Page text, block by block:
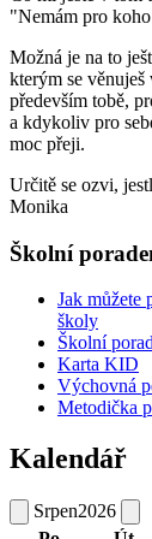
"Nemám pro
Možná je na to
kterým se věnuješ
především tobě,
a kdykoliv pro
moc přeji.
Určitě se ozvi,
Monika
Školní
Jak můžete
školy
Školní
Karta KID
Výchovná
Metodička
Kalendář
Srpen2026